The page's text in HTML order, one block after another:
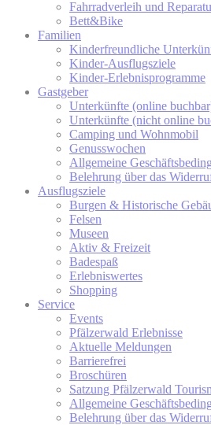
Fahrradverleih und
Bett&Bike
Familien
Kinderfreundliche
Kinder-Ausflugsziele
Kinder-Erlebnisprogramme
Gastgeber
Unterkünfte (online
Unterkünfte (nicht online
Camping und Wohnmobil
Genusswochen
Allgemeine
Belehrung über das
Ausflugsziele
Burgen & Historische
Felsen
Museen
Aktiv & Freizeit
Badespaß
Erlebniswertes
Shopping
Service
Events
Pfälzerwald Erlebnisse
Aktuelle Meldungen
Barrierefrei
Broschüren
Satzung Pfälzerwald
Allgemeine
Belehrung über das